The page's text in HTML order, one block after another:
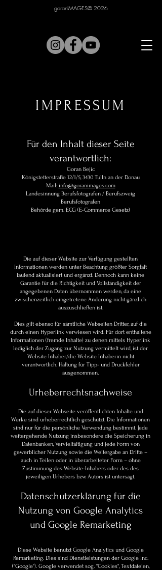
goranIMAGES© 2026
IMPRESSUM
Für den Inhalt dieser Seite
verantwortlich:
Goran Bejic
Königstetterstraße 12/1/5, 3430 Tulln an der Donau
Mail: info@goranimages.com
Landesinnung Berufsfotografen / Berufszweig
Berufsfotografen
Behörde gem. ECG (E-Commerce Gesetz)
Die auf dieser Website zur Verfügung gestellten
Informationen werden unter Beachtung größter Sorgfalt
laufend aktualisiert und ergänzt. Dennoch kann keine
Garantie für die Richtigkeit und Vollständigkeit der
angegebenen Daten übernommen werden, da eine
zwischenzeitlich eingetretene Änderung nicht gänzlich
auszuschließen ist.
Dies gilt ebenso für sämtliche Webseiten Dritter, auf die
durch einen Hyperlink verwiesen wird. Für dort enthaltene
Informationen (fremde Inhalte) zu denen mittels Hyperlink
lediglich der Zugang zur Nutzung vermittelt wird, ist der
Website Inhaber/die Website Inhaberin nicht
verantwortlich. Haftung für Tipp- und Druckfehler
ausgenommen.
Urheberrechtsnachweise
Die auf dieser Webseite veröffentlichten Inhalte und
Werke sind urheberrechtlich geschützt. Die Informationen
sind nur für die persönliche Verwendung bestimmt. Jede
weitergehende Nutzung insbesondere die Speicherung in
Datenbanken, Vervielfältigung und jede Form von
gewerblicher Nutzung sowie die Weitergabe an Dritte –
auch in Teilen oder in überarbeiteter Form – ohne
Zustimmung des Website-Inhabers oder des des
jeweiligen Urhebers bzw. Autors ist untersagt.
Datenschutzerklärung für die
Nutzung von Google Analytics
und Google Remarketing
Diese Website benutzt Google Analytics und Google
Remarketing. Dies sind Dienstleistungen der Google Inc.
("Google"). Google verwendet sog. "Cookies", Textdateien,